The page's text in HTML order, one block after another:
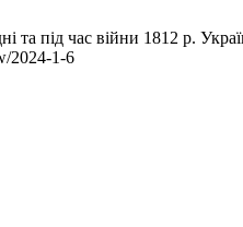
та під час війни 1812 р.
2024-1-6